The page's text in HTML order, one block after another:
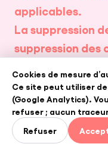
applicables.
La suppression
suppression des
Girafe peut être
conserver pour
probatoires, de
demandes de
Cookies de mesure
Ce site peut utiliser
(Google Analytics).
refuser ; aucun
Refuser